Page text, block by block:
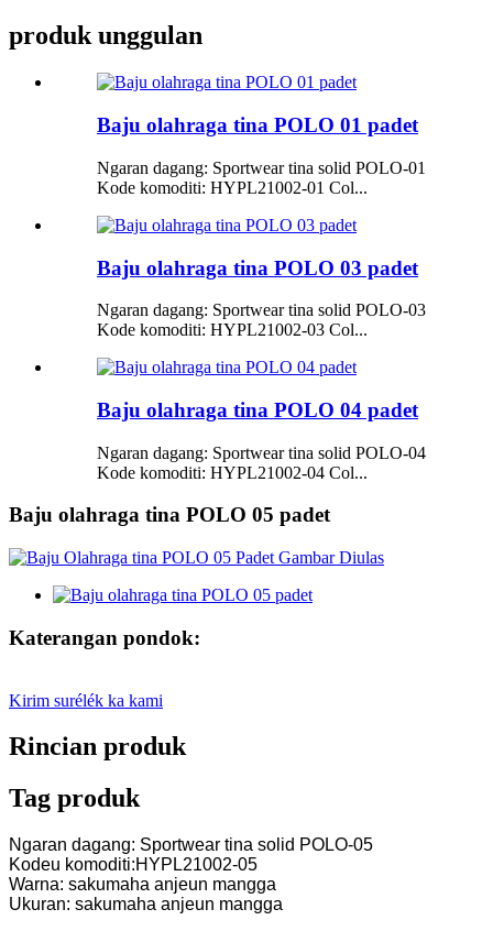
produk unggulan
Baju olahraga tina POLO 01 padet
Ngaran dagang: Sportwear tina solid POLO-01
Kode komoditi: HYPL21002-01 Col...
Baju olahraga tina POLO 03 padet
Ngaran dagang: Sportwear tina solid POLO-03
Kode komoditi: HYPL21002-03 Col...
Baju olahraga tina POLO 04 padet
Ngaran dagang: Sportwear tina solid POLO-04
Kode komoditi: HYPL21002-04 Col...
Baju olahraga tina POLO 05 padet
Katerangan pondok:
Kirim surélék ka kami
Rincian produk
Tag produk
Ngaran dagang: Sportwear tina solid POLO-05
Kodeu komoditi:HYPL21002-05
Warna: sakumaha anjeun mangga
Ukuran: sakumaha anjeun mangga